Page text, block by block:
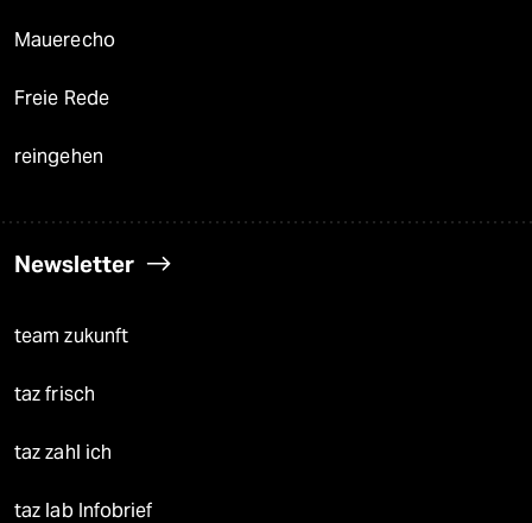
Mauerecho
Freie Rede
reingehen
Newsletter
team zukunft
taz frisch
taz zahl ich
taz lab Infobrief